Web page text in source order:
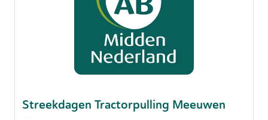
Streekdagen Tractorpulling Meeuwen